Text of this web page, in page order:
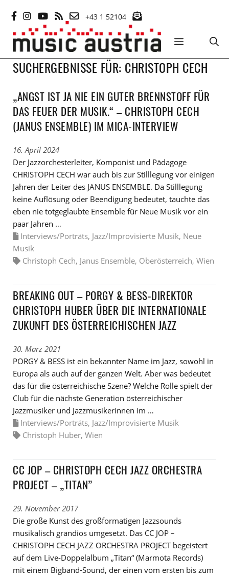
Inhalt
springen
+43 1 52104
MENÜ
SUCHERGEBNISSE FÜR: CHRISTOPH CECH
„ANGST IST JA NIE EIN GUTER BRENNSTOFF FÜR
DAS FEUER DER MUSIK.“ – CHRISTOPH CECH
(JANUS ENSEMBLE) IM MICA-INTERVIEW
16. April 2024
Der Jazzorchesterleiter, Komponist und Pädagoge
CHRISTOPH CECH war auch bis zur Stilllegung vor einigen
Jahren der Leiter des JANUS ENSEMBLE. Da Stilllegung
keine Auflösung oder Beendigung bedeutet, tauchte das
eben nie totgeglaubte Ensemble für Neue Musik vor ein
paar Jahren …
Interviews/Porträts, Jazz/Improvisierte Musik, Neue
Musik
Christoph Cech, Janus Ensemble, Oberösterreich, Wien
BREAKING OUT – PORGY & BESS-DIREKTOR
CHRISTOPH HUBER ÜBER DIE INTERNATIONALE
ZUKUNFT DES ÖSTERREICHISCHEN JAZZ
30. März 2021
PORGY & BESS ist ein bekannter Name im Jazz, sowohl in
Europa als auch auf der ganzen Welt. Aber was bedeutet
das für die österreichische Szene? Welche Rolle spielt der
Club für die nächste Generation österreichischer
Jazzmusiker und Jazzmusikerinnen im …
Interviews/Porträts, Jazz/Improvisierte Musik
Christoph Huber, Wien
CC JOP – CHRISTOPH CECH JAZZ ORCHESTRA
PROJECT – „TITAN”
29. November 2017
Die große Kunst des großformatigen Jazzsounds
musikalisch grandios umgesetzt. Das CC JOP –
CHRISTOPH CECH JAZZ ORCHESTRA PROJECT begeistert
auf dem Live-Doppelalbum „Titan“ (Marmota Records)
mit einem Bigband-Sound, der einen vom ersten bis zum